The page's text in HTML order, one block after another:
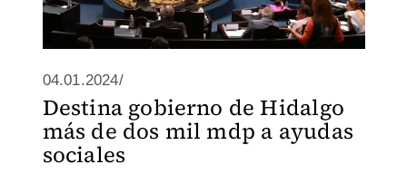
04.01.2024/
Destina gobierno de Hidalgo
más de dos mil mdp a ayudas
sociales